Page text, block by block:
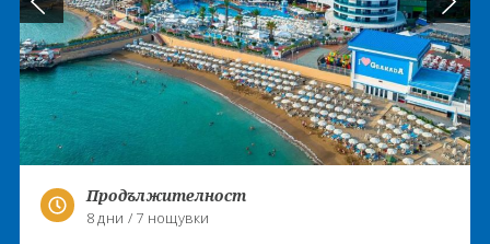
Продължителност
8 дни / 7 нощувки